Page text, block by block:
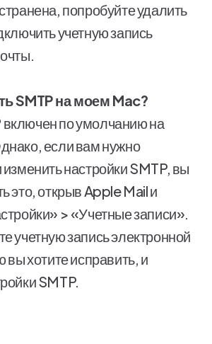
попробуйте удалить
учетную запись
SMTP на моем Mac?
по умолчанию на
если вам нужно
настройки SMTP, вы
это, открыв Apple Mail и
> «Учетные записи».
учетную запись электронной
вы хотите исправить, и
SMTP.